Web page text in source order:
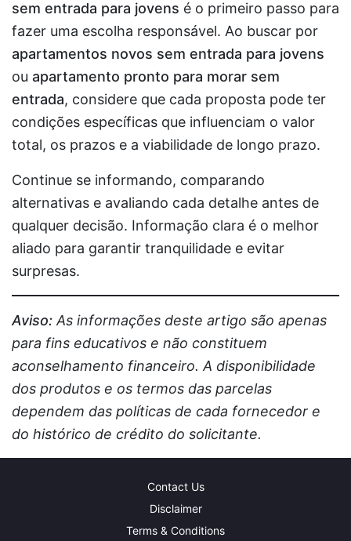
sem entrada para jovens é o primeiro passo para
fazer uma escolha responsável. Ao buscar por
apartamentos novos sem entrada para jovens
ou apartamento pronto para morar sem
entrada, considere que cada proposta pode ter
condições específicas que influenciam o valor
total, os prazos e a viabilidade de longo prazo.
Continue se informando, comparando
alternativas e avaliando cada detalhe antes de
qualquer decisão. Informação clara é o melhor
aliado para garantir tranquilidade e evitar
surpresas.
Aviso: As informações deste artigo são apenas
para fins educativos e não constituem
aconselhamento financeiro. A disponibilidade
dos produtos e os termos das parcelas
dependem das políticas de cada fornecedor e
do histórico de crédito do solicitante.
Contact Us
Disclaimer
Terms & Conditions